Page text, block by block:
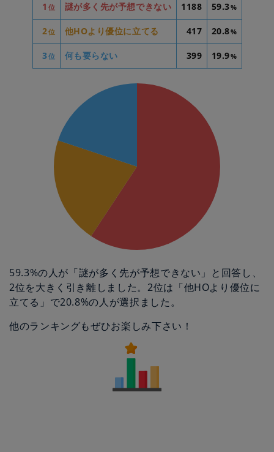
1 位 謎が多く先が予想できない 1188 59.3%
2位 他HOより優位に立てる 417 20.8%
3位 何も要らない 399 19.9%
59.3%の人が「謎が多く先が予想できない」と回答し、
2位を大きく引き離しました。2位は「他HOより優位に
立てる」で20.8%の人が選択ました。
他のランキングもぜひお楽しみ下さい！